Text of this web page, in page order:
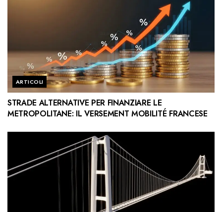
ARTICOLI
STRADE ALTERNATIVE PER FINANZIARE LE
METROPOLITANE: IL VERSEMENT MOBILITÉ FRANCESE